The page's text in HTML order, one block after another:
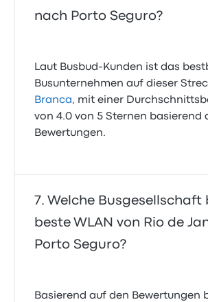
nach Porto Seguro?
Laut Busbud-Kunden ist das
Busunternehmen auf dieser
Branca, mit einer
von 4.0 von 5 Sternen basierend
Bewertungen.
Welche Busgesellschaft
beste WLAN von Rio de
Porto Seguro?
Basierend auf den Bewertungen